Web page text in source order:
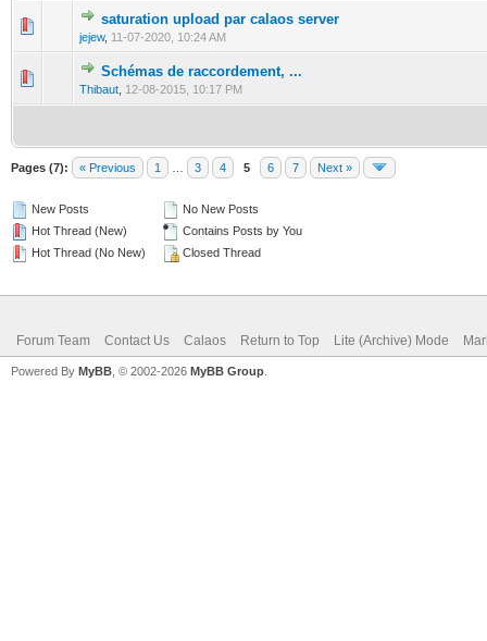
saturation upload par calaos server
jejew, 11-07-2020, 10:24 AM
1 Vote(s) - 1 out of 5 in Average
12 345
Schémas de raccordement, ...
Thibaut 12-08-2015, 10:17 PM
0 Vote(s) - 0 out of 5 in Average
12345
Pages (7): « Previous 1 3 4 5 6 7 Next »
New Posts
Hot Thread (New)
Hot Thread (No New)
No New Posts
Contains Posts by You
Closed Thread
Forum Team Contact Us Calaos Return to Top Lite (Archive) Mode
Powered By MyBB , © 2002-2026 MyBB Group